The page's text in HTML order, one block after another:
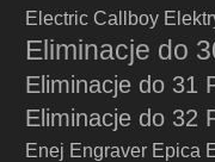
Electric Callboy
Eliminacje do
Eliminacje do 31
Eliminacje do 32
Enej Engraver Epica